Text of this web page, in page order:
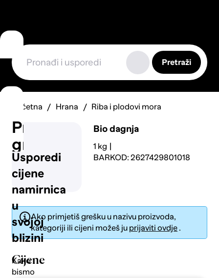
Usporedi
cijene
namirnica
u
svojoj
blizini
Kako
bismo
Prijavi
grešku
Pretraži
Početna Hrana Riba i plodovi mora
Bio dagnja
1 kg
BARKOD: 2627429801018
Ako primjetiš grešku u nazivu proizvoda,
kategoriji ili cijeni možeš ju prijaviti ovdje .
Cijene